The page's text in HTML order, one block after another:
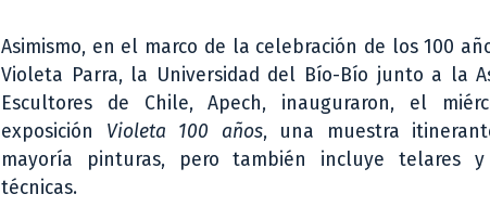
Asimismo, en el marco de la celebración de los 100
Violeta Parra, la Universidad del Bío-Bío junto a la
Escultores de Chile, Apech, inauguraron, el
exposición Violeta 100 años, una muestra
mayoría pinturas, pero también incluye telares
técnicas.